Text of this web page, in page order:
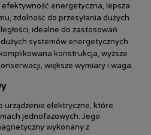
efektywność energetyczna, lepsza
zdolność do przesyłania dużych
idealne do zastosowań
dużych systemów energetycznych.
konstrukcja, wyższe
większe wymiary i waga.
elektryczne, które
jednofazowych. Jego
wykonany z